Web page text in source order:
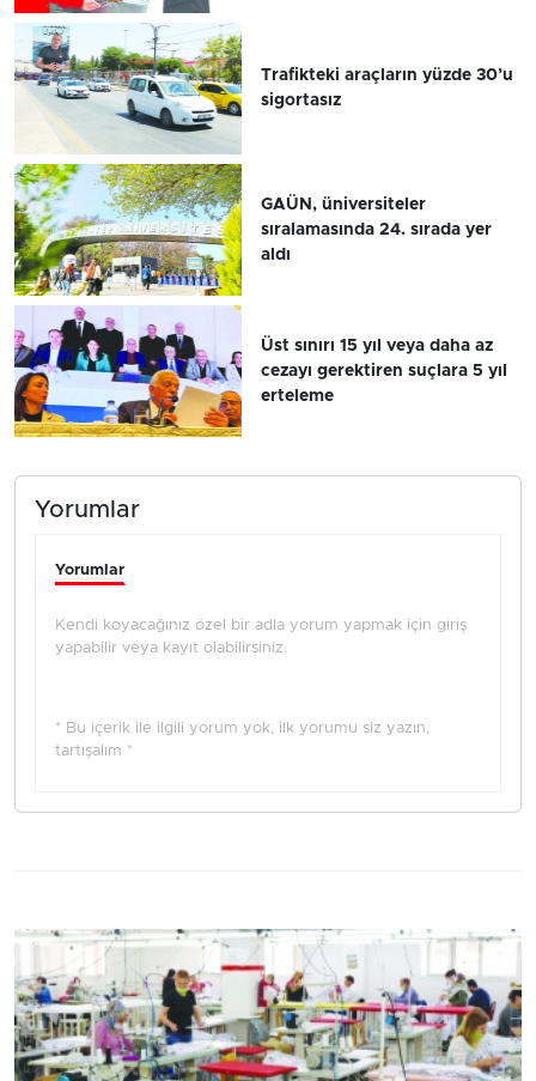
Trafikteki araçların yüzde 30’u
sigortasız
GAÜN, üniversiteler
sıralamasında 24. sırada yer
aldı
Üst sınırı 15 yıl veya daha az
cezayı gerektiren suçlara 5 yıl
erteleme
Yorumlar
Yorumlar
Kendi koyacağınız özel bir adla yorum yapmak için giriş
yapabilir veya kayıt olabilirsiniz.
* Bu içerik ile ilgili yorum yok, ilk yorumu siz yazın,
tartışalım *